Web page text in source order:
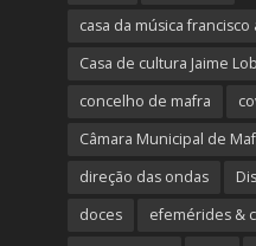
casa da música francisco
Casa de cultura Jaime
concelho de mafra
Câmara Municipal de
direção das ondas
doces
efemérides &